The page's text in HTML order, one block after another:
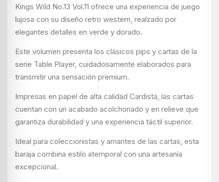
Kings Wild No.13 Vol.11 ofrece una experiencia de juego
lujosa con su diseño retro western, realzado por
elegantes detalles en verde y dorado.
Este volumen presenta los clásicos pips y cartas de la
serie Table Player, cuidadosamente elaborados para
transmitir una sensación premium.
Impresas en papel de alta calidad Cardista, las cartas
cuentan con un acabado acolchonado y en relieve que
garantiza durabilidad y una experiencia táctil superior.
Ideal para coleccionistas y amantes de las cartas, esta
baraja combina estilo atemporal con una artesanía
excepcional.